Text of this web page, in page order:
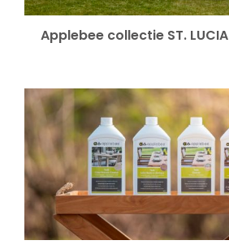
Applebee collectie ST. LUCIA